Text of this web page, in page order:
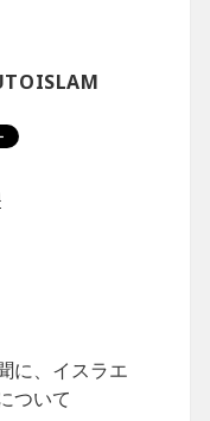
に、イスラエ
ついて